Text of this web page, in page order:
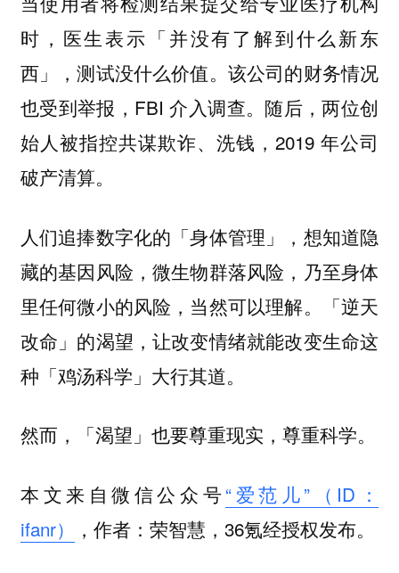
时，医生表示「并没有了解到什么新东
西」，测试没什么价值。该公司的财务情况
也受到举报，FBI 介入调查。随后，两位创
始人被指控共谋欺诈、洗钱，2019 年公司
破产清算。
人们追捧数字化的「身体管理」，想知道隐
藏的基因风险，微生物群落风险，乃至身体
里任何微小的风险，当然可以理解。
「逆天
改命」的渴望，让改变情绪就能改变生命这
种「鸡汤科学」大行其道。
然而，「渴望」也要尊重现实，尊重科学。
本文来自微信公众号“爱范儿”（ID：
ifanr）
，作者：荣智慧，36氪经授权发布。